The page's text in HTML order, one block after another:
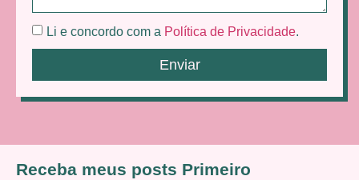
Li e concordo com a Política de Privacidade.
Enviar
Receba meus posts Primeiro